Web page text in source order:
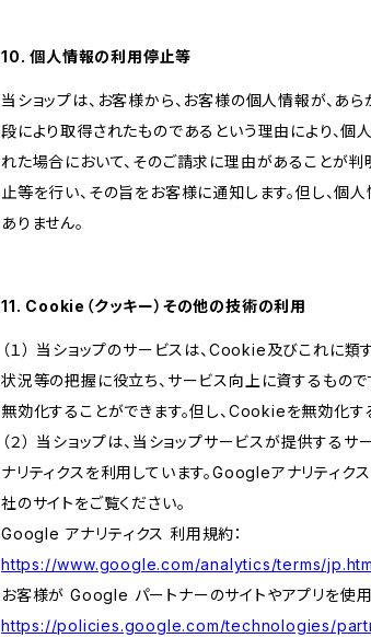
10. 個人情報の利用停止等
当ショップは、お客様から、お客様の個人情報が、
段により取得されたものであるという理由により、個
れた場合において、そのご請求に理由があることが
止等を行い、その旨をお客様に通知します。但し、
ありません。
11. Cookie（クッキー）その他の技術の利用
（１） 当ショップのサービスは、Cookie及びこれに
状況等の把握に役立ち、サービス向上に資するもの
無効化することができます。但し、Cookieを無効化
（２） 当ショップは、当ショップサービスが提供す
ナリティクスを利用しています。Googleアナリティ
社のサイトをご覧ください。
Google アナリティクス 利用規約：
https://www.google.com/analytics/terms/
お客様が Google パートナーのサイトやアプリを使
https://policies.google.com/technologies/